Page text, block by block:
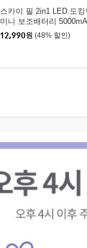
스카이 필 2in1 LED 도킹
미니 보조배터리
13 18.5Wh 기내반입
12,990원 (48% 할인)